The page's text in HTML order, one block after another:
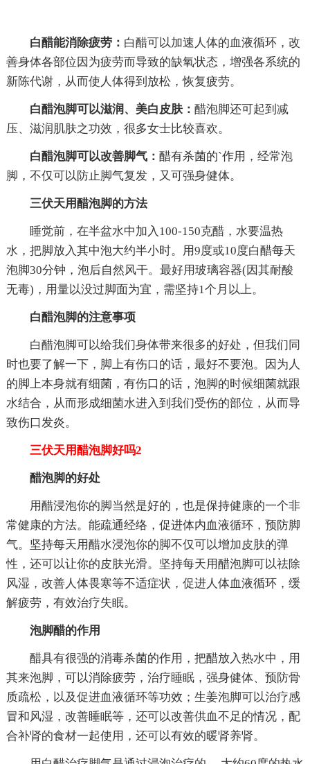
白醋能消除疲劳： 白醋可以加速人体的血液循环，改
善身体各部位因为疲劳而导致的缺氧状态，增强各系统的
新陈代谢，从而使人体得到放松，恢复疲劳。
白醋泡脚可以滋润、美白皮肤： 醋泡脚还可起到减
压、滋润肌肤之功效，很多女士比较喜欢。
白醋泡脚可以改善脚气： 醋有杀菌的`作用，经常泡
脚，不仅可以防止脚气复发，又可强身健体。
三伏天用醋泡脚的方法
睡觉前，在半盆水中加入100-150克醋，水要温热
水，把脚放入其中泡大约半小时。用9度或10度白醋每天
泡脚30分钟，泡后自然风干。最好用玻璃容器(因其耐酸
无毒)，用量以没过脚面为宜，需坚持1个月以上。
白醋泡脚的注意事项
白醋泡脚可以给我们身体带来很多的好处，但我们同
时也要了解一下，脚上有伤口的话，最好不要泡。因为人
的脚上本身就有细菌，有伤口的话，泡脚的时候细菌就跟
水结合，从而形成细菌水进入到我们受伤的部位，从而导
致伤口发炎。
三伏天用醋泡脚好吗2
醋泡脚的好处
用醋浸泡你的脚当然是好的，也是保持健康的一个非
常健康的方法。能疏通经络，促进体内血液循环，预防脚
气。坚持每天用醋水浸泡你的脚不仅可以增加皮肤的弹
性，还可以让你的皮肤光滑。坚持每天用醋泡脚可以祛除
风湿，改善人体畏寒等不适症状，促进人体血液循环，缓
解疲劳，有效治疗失眠。
泡脚醋的作用
醋具有很强的消毒杀菌的作用，把醋放入热水中，用
其来泡脚，可以消除疲劳，治疗睡眠，强身健体、预防骨
质疏松，以及促进血液循环等功效；生姜泡脚可以治疗感
冒和风湿，改善睡眠等，还可以改善供血不足的情况，配
合补肾的食材一起使用，还可以有效的暖肾养肾。